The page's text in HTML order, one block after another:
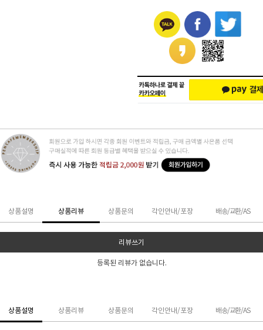
상품설명 상품리뷰 상품문의 각인안내/포장 배송/교환/AS
리뷰쓰기
등록된 리뷰가 없습니다.
상품설명 상품리뷰 상품문의 각인안내/포장 배송/교환/AS